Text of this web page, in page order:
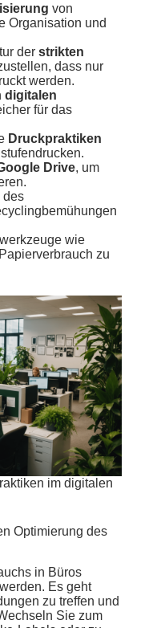
von
Organisation und
der strikten
dass nur
werden.
digitalen
für das
Druckpraktiken
Drive, um
des
wie
zu
im digitalen
Optimierung des
in Büros
Es geht
zu treffen und
Sie zum